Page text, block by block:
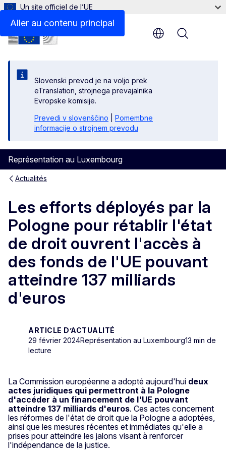
Aller au contenu principal
Un site officiel de l’UE
Slovenski prevod je na voljo prek
eTranslation, strojnega prevajalnika
Evropske komisije.
Prevedi v slovenščino
Pomembne
informacije o strojnem prevodu
Représentation au Luxembourg
Menu
Actualités
Les efforts déployés par la
Pologne pour rétablir l'état
de droit ouvrent l'accès à
des fonds de l'UE pouvant
atteindre 137 milliards
d'euros
ARTICLE D’ACTUALITÉ
29 février 2024Représentation au Luxembourg13 min de
lecture
La Commission européenne a adopté aujourd'hui deux
actes juridiques qui permettront à la Pologne
d'accéder à un financement de l'UE pouvant
atteindre 137 milliards d'euros. Ces actes concernent
les réformes de l'état de droit que la Pologne a adoptées,
ainsi que les mesures récentes et immédiates qu'elle a
prises pour atteindre les jalons visant à renforcer
l'indépendance de la justice.